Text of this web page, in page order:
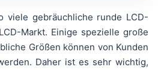
viele gebräuchliche runde LCD-
Markt. Einige spezielle große
Größen können von Kunden
Daher ist es sehr wichtig,